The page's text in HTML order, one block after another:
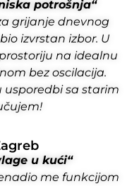
potrošnja“
grijanje dnevnog
izvrstan izbor. U
na idealnu
bez oscilacija.
usporedbi sa starim
u kući“
me funkcijom